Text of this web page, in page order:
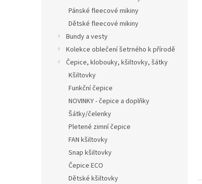
Pánské fleecové mikiny
Dětské fleecové mikiny
Bundy a vesty
Kolekce oblečení šetrného k přírodě
Čepice, klobouky, kšiltovky, šátky
Kšiltovky
Funkční čepice
NOVINKY - čepice a doplňky
Šátky/čelenky
Pletené zimní čepice
FAN kšiltovky
Snap kšiltovky
Čepice ECO
Dětské kšiltovky